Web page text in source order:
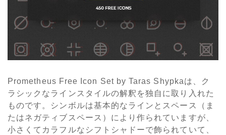
Prometheus Free Icon Set by Taras Shypkaは、ク
ラシックなラインスタイルの解釈を独自に取り入れた
ものです。シンボルは基本的なラインとスペース（ま
たはネガティブスペース）により作られていますが、
小さくてカラフルなシフトシャドーで飾られていて、